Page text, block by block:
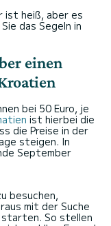
ist heiß, aber es
das Segeln in
einen
bei 50 Euro, je
ist hierbei die
die Preise in der
steigen. In
September
besuchen,
mit der Suche
starten. So stellen